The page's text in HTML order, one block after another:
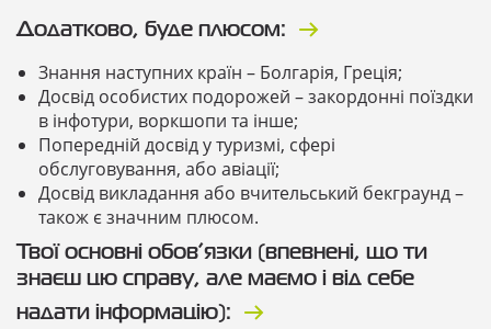
Додатково, буде плюсом:
Знання наступних країн – Болгарія, Греція;
Досвід особистих подорожей – закордонні поїздки
в інфотури, воркшопи та інше;
Попередній досвід у туризмі, сфері
обслуговування, або авіації;
Досвід викладання або вчительський бекграунд –
також є значним плюсом.
Твої основні обов’язки (впевнені, що ти
знаєш цю справу, але маємо і від себе
надати інформацію):